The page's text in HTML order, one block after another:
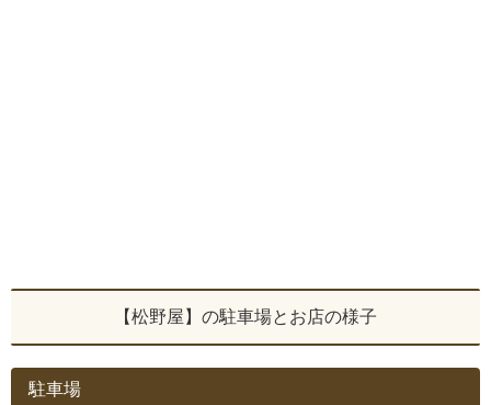
【松野屋】の駐車場とお店の様子
駐車場